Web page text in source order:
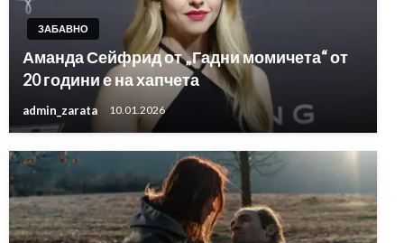
ЗАБАВНО
Аманда Сейфрид от „Гадни момичета“ от
20 години е на хапчета
admin_zarata 10.01.2026